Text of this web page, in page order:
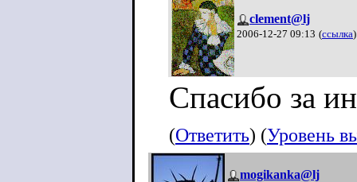
clement@lj
2006-12-27 09:13 (ссылка)
Спасибо за
(Ответить) (Уровень
mogikanka@lj